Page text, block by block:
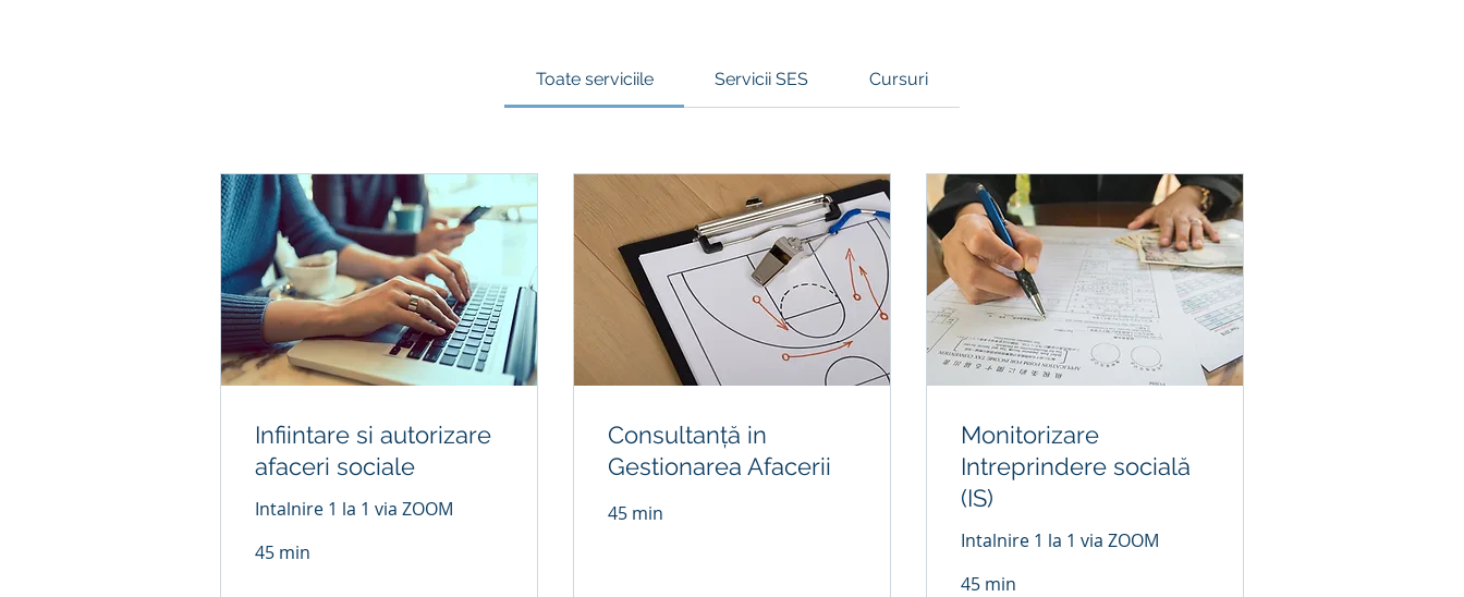
Toate serviciile Servicii SES Cursuri
Infiintare si autorizare
afaceri sociale
Intalnire 1 la 1 via ZOOM
45 min
Consultanță in
Gestionarea Afacerii
45 min
Monitorizare
Intreprindere socială
(IS)
Intalnire 1 la 1 via ZOOM
45 min